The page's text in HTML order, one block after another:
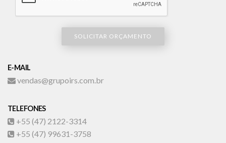
SOLICITAR ORÇAMENTO
E-MAIL
vendas@grupoirs.com.br
TELEFONES
+55 (47) 2122-3314
+55 (47) 99631-3758